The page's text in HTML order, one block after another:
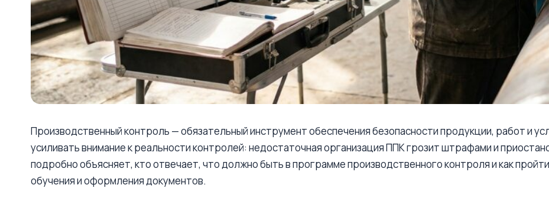
Производственный контроль — обязательный инструмент обеспечения безопасности продукции, работ и
усиливать внимание к реальности контролей: недостаточная организация ППК грозит штрафами и
подробно объясняет, кто отвечает, что должно быть в программе производственного контроля и как
обучения и оформления документов.